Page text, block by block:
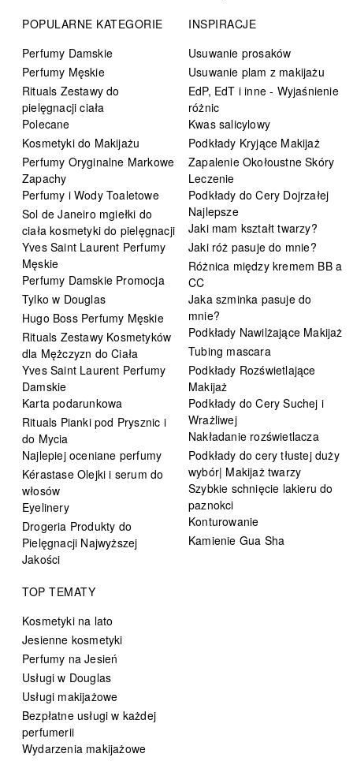
POPULARNE KATEGORIE
Perfumy Damskie
Perfumy Męskie
Rituals Zestawy do
pielęgnacji ciała
Polecane
Kosmetyki do Makijażu
Perfumy Oryginalne Markowe
Zapachy
Perfumy i Wody Toaletowe
Sol de Janeiro mgiełki do
ciała kosmetyki do pielęgnacji
Yves Saint Laurent Perfumy
Męskie
Perfumy Damskie Promocja
Tylko w Douglas
Hugo Boss Perfumy Męskie
Rituals Zestawy Kosmetyków
dla Mężczyzn do Ciała
Yves Saint Laurent Perfumy
Damskie
Karta podarunkowa
Rituals Pianki pod Prysznic i
do Mycia
Najlepiej oceniane perfumy
Kérastase Olejki i serum do
włosów
Eyelinery
Drogeria Produkty do
Pielęgnacji Najwyższej
Jakości
INSPIRACJE
Usuwanie prosaków
Usuwanie plam z makijażu
EdP, EdT i inne - Wyjaśnienie
różnic
Kwas salicylowy
Podkłady Kryjące Makijaż
Zapalenie Okołoustne Skóry
Leczenie
Podkłady do Cery Dojrzałej
Najlepsze
Jaki mam kształt twarzy?
Jaki róż pasuje do mnie?
Różnica między kremem BB a
CC
Jaka szminka pasuje do
mnie?
Podkłady Nawilżające Makijaż
Tubing mascara
Podkłady Rozświetlające
Makijaż
Podkłady do Cery Suchej i
Wrażliwej
Nakładanie rozświetlacza
Podkłady do cery tłustej duży
wybór| Makijaż twarzy
Szybkie schnięcie lakieru do
paznokci
Konturowanie
Kamienie Gua Sha
TOP TEMATY
Kosmetyki na lato
Jesienne kosmetyki
Perfumy na Jesień
Usługi w Douglas
Usługi makijażowe
Bezpłatne usługi w każdej
perfumerii
Wydarzenia makijażowe